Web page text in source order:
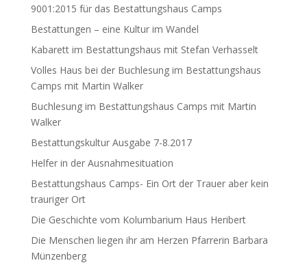
9001:2015 für das Bestattungshaus Camps
Bestattungen – eine Kultur im Wandel
Kabarett im Bestattungshaus mit Stefan Verhasselt
Volles Haus bei der Buchlesung im Bestattungshaus
Camps mit Martin Walker
Buchlesung im Bestattungshaus Camps mit Martin
Walker
Bestattungskultur Ausgabe 7-8.2017
Helfer in der Ausnahmesituation
Bestattungshaus Camps- Ein Ort der Trauer aber kein
trauriger Ort
Die Geschichte vom Kolumbarium Haus Heribert
Die Menschen liegen ihr am Herzen Pfarrerin Barbara
Münzenberg